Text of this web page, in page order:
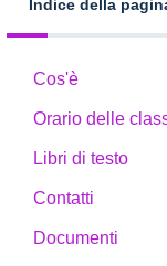
Indice della
Cos'è
Orario delle
Libri di testo
Contatti
Documenti